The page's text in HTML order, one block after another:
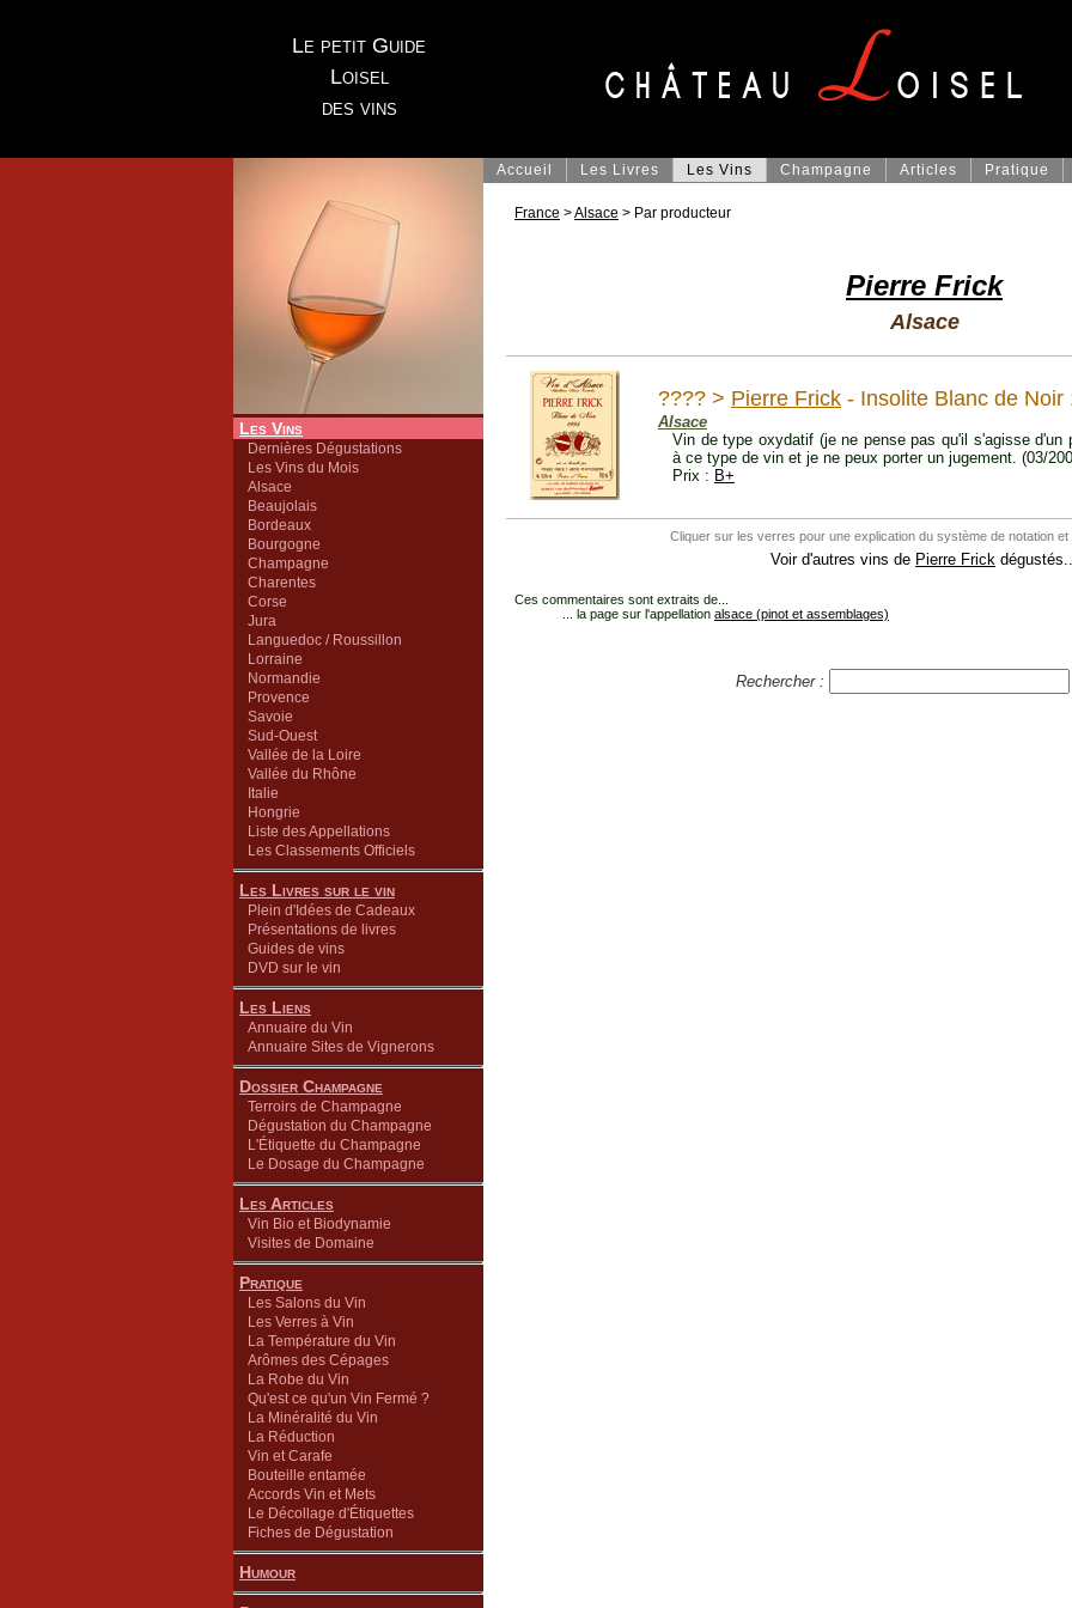
Le petit Guide
Loisel
des vins
Les Vins
Dernières Dégustations
Les Vins du Mois
Alsace
Beaujolais
Bordeaux
Bourgogne
Champagne
Charentes
Corse
Jura
Languedoc / Roussillon
Lorraine
Normandie
Provence
Savoie
Sud-Ouest
Vallée de la Loire
Vallée du Rhône
Italie
Hongrie
Liste des Appellations
Les Classements Officiels
Les Livres sur le vin
Plein d'Idées de Cadeaux
Présentations de livres
Guides de vins
DVD sur le vin
Les Liens
Annuaire du Vin
Annuaire Sites de Vignerons
Dossier Champagne
Terroirs de Champagne
Dégustation du Champagne
L'Étiquette du Champagne
Le Dosage du Champagne
Les Articles
Vin Bio et Biodynamie
Visites de Domaine
Pratique
Les Salons du Vin
Les Verres à Vin
La Température du Vin
Arômes des Cépages
La Robe du Vin
Qu'est ce qu'un Vin Fermé ?
La Minéralité du Vin
La Réduction
Vin et Carafe
Bouteille entamée
Accords Vin et Mets
Le Décollage d'Étiquettes
Fiches de Dégustation
Humour
Accueil Les Livres Les Vins Champagne Articles Pratique
France >Alsace > Par producteur
Pierre Frick
Alsace
???? > Pierre Frick - Insolite Blanc de Noir
Alsace
Vin de type oxydatif (je ne pense pas qu'il s'agisse d'un
à ce type de vin et je ne peux porter un jugement. (03/
Prix : B+
Cliquer sur les verres pour une explication du système de notation et
Voir d'autres vins de Pierre Frick
Ces commentaires sont extraits de...
... la page sur l'appellation alsace (pinot et assemblages)
Rechercher :